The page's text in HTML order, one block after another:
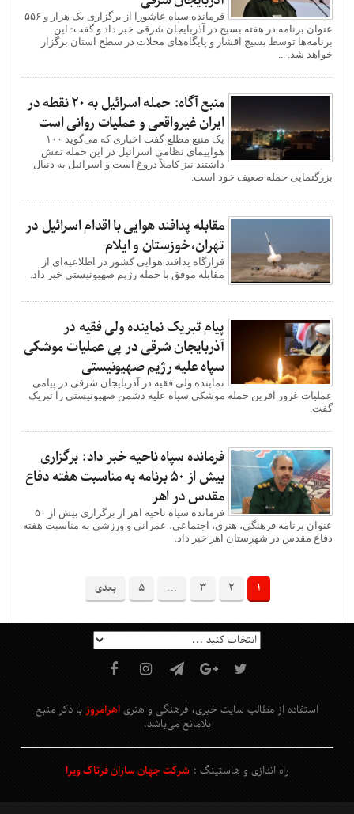
فرمانده سپاه عاشورا از برگزاری یک هزار و ۵۵۶
عنوان برنامه در هفته بسیج در آذربایجان شرقی خبر داد و گفت: این
برنامه‌ها توسط بسیج اقشار و پایگاه‌های محلات در سطح استان برگزار
خواهد شد. ...
منبع آگاه: حمله اسرائیل به ۲۰ نقطه در
ایران غیرواقعی و عملیات روانی است
یک منبع مطلع گفت اخباری که می‌گوید ۱۰۰
هواپیمای نظامی اسرائیل در این حمله نقش
داشتند نیز کاملاً دروغ است و اسرائیل به دنبال
بزرگنمایی حمله ضعیف خود است.
مقابله پدافند هوایی با اقدام اسرائیل در
تهران،خوزستان و ایلام
قرارگاه پدافند هوایی کشور در اطلاعیه‌ای از
مقابله موفق با حمله رژیم صهیونیستی خبر داد.
پیام تبریک نماینده ولی فقیه در
آذربایجان شرقی در پی عملیات موشکی
سپاه علیه رژیم صهیونیستی
نماینده ولی فقیه در آذربایجان شرقی در پیامی
عملیات غرور آفرین حمله موشکی سپاه علیه دشمن صهیونیستی را تبریک
گفت.
فرمانده سپاه ناحیه خبر داد: برگزاری
بیش از ۵۰ برنامه به مناسبت هفته دفاع
مقدس در اهر
فرمانده سپاه ناحیه اهر از برگزاری بیش از ۵۰
عنوان برنامه فرهنگی، هنری، اجتماعی، عمرانی و ورزشی به مناسبت هفته‌
دفاع مقدس در شهرستان اهر خبر داد.
1
2
3
…
5 بعدی
استفاده از مطالب سایت خبری، فرهنگی و هنری اهرامروز با ذکر منبع
بلامانع می‌باشد.
راه اندازی و هاستینگ :شرکت جهان سازان فرتاک ویرا